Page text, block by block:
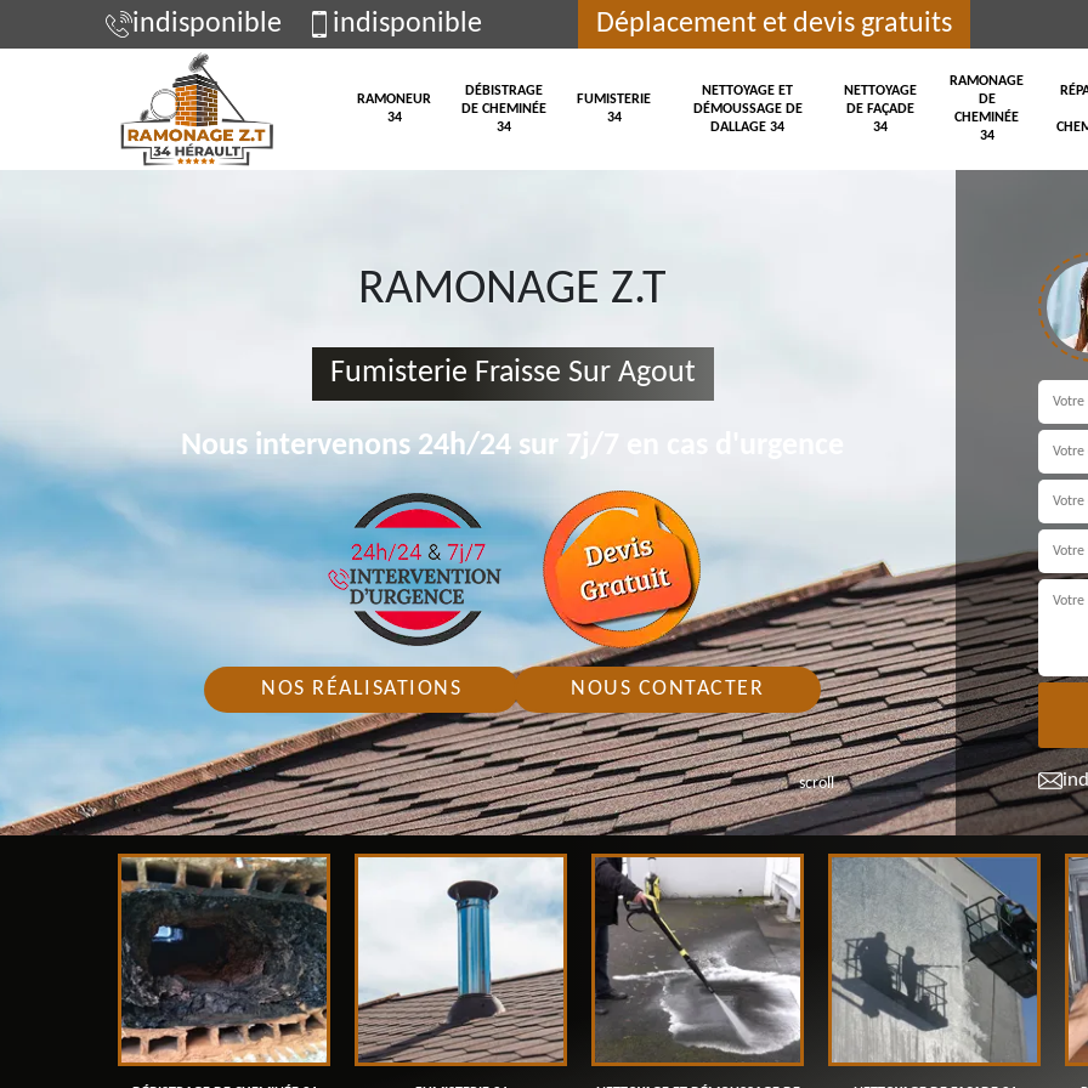
indisponible indisponible Déplacement et devis gratuits
RAMONEUR
34
DÉBISTRAGE
DE CHEMINÉE
34
FUMISTERIE
34
NETTOYAGE ET
DÉMOUSSAGE DE
DALLAGE 34
NETTOYAGE
DE FAÇADE
34
RAMONAGE
DE
CHEMINÉE
34
scroll
RAMONAGE Z.T
Fumisterie Fraisse Sur Agout
Nous intervenons 24h/24 sur 7j/7 en cas d'urgence
NOS RÉALISATIONS NOUS CONTACTER